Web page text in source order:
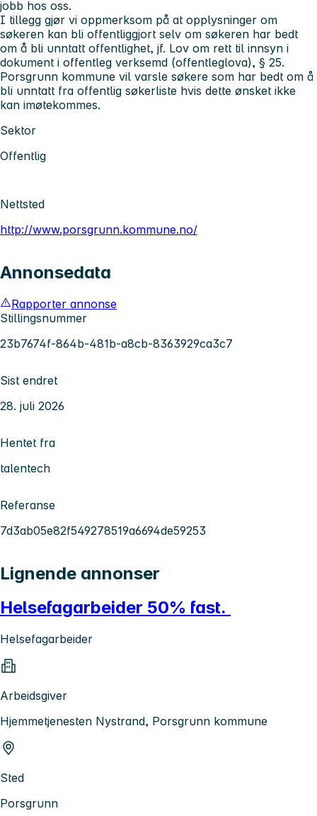
jobb hos oss.
I tillegg gjør vi oppmerksom på at opplysninger om
søkeren kan bli offentliggjort selv om søkeren har bedt
om å bli unntatt offentlighet, jf. Lov om rett til innsyn i
dokument i offentleg verksemd (offentleglova), § 25.
Porsgrunn kommune vil varsle søkere som har bedt om å
bli unntatt fra offentlig søkerliste hvis dette ønsket ikke
kan imøtekommes.
Sektor
Offentlig
Nettsted
http://www.porsgrunn.kommune.no/
Annonsedata
Rapporter annonse
Stillingsnummer
23b7674f-864b-481b-a8cb-8363929ca3c7
Sist endret
28. juli 2026
Hentet fra
talentech
Referanse
7d3ab05e82f549278519a6694de59253
Lignende annonser
Helsefagarbeider 50% fast.
Helsefagarbeider
Arbeidsgiver
Hjemmetjenesten Nystrand, Porsgrunn kommune
Sted
Porsgrunn